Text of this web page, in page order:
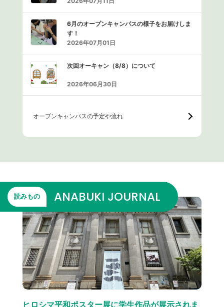
6月のオープンキャンパスの様子をお届けしま
す！
2026年07月01日
次回オーキャン（8/8）について
2026年06月30日
オープンキャンパスの予定や流れ
読みもの ANABUKI JOURNAL
ヒロシマ平和ポスター展に学生作品が展示されま